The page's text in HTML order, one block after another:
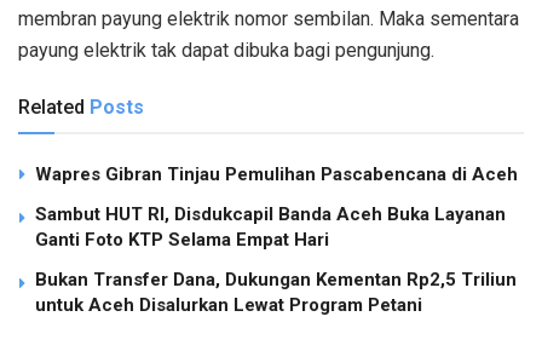
membran payung elektrik nomor sembilan. Maka sementara
payung elektrik tak dapat dibuka bagi pengunjung.
Related Posts
Wapres Gibran Tinjau Pemulihan Pascabencana di Aceh
Sambut HUT RI, Disdukcapil Banda Aceh Buka Layanan
Ganti Foto KTP Selama Empat Hari
Bukan Transfer Dana, Dukungan Kementan Rp2,5 Triliun
untuk Aceh Disalurkan Lewat Program Petani